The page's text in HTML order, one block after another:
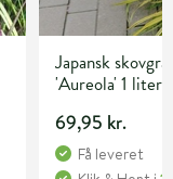
Japansk
'Aureola' 1 liter
69,95 kr.
Få leveret